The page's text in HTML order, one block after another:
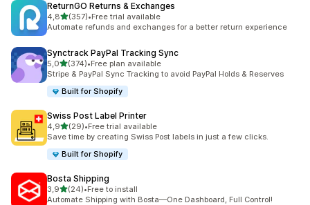
ReturnGO Returns & Exchanges
4,8de 5 estrelas
(357)
357 total de avaliações
•Free trial available
Automate refunds and exchanges for a better return experience
Synctrack PayPal Tracking Sync
5,0de 5 estrelas
(374)
374 total de avaliações
•Free plan available
Stripe & PayPal Sync Tracking to avoid PayPal Holds & Reserves
Built for Shopify
Swiss Post Label Printer
4,9de 5 estrelas
(29)
29 total de avaliações
•Free trial available
Save time by creating Swiss Post labels in just a few clicks.
Built for Shopify
Bosta Shipping
3,9de 5 estrelas
(24)
24 total de avaliações
•Free to install
Automate Shipping with Bosta—One Dashboard, Full Control!